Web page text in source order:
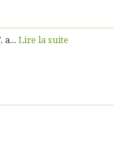
a... Lire la suite